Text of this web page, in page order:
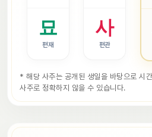
사
편관
묘
편재
* 해당 사주는 공개된 생일을 바탕으로 시
사주로 정확하지 않을 수 있습니다.